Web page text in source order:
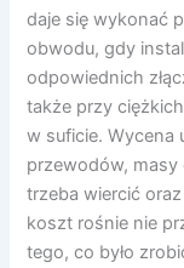
daje się wykonać
obwodu, gdy
odpowiednich
także przy
w suficie. Wycena
przewodów,
trzeba wiercić
koszt rośnie nie
tego, co było